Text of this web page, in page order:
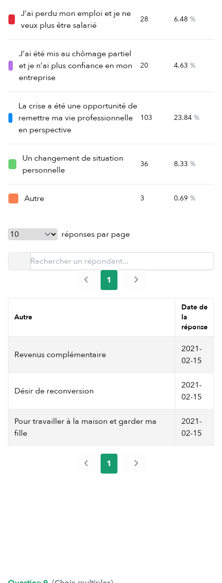
J’ai perdu mon emploi et je ne
veux plus être salarié
28 6.48 %
J’ai été mis au chômage partiel
et je n’ai plus confiance en mon
entreprise
20 4.63 %
La crise a été une opportunité de
remettre ma vie professionnelle
en perspective
103 23.84 %
Un changement de situation
personnelle
36 8.33 %
Autre 3 0.69 %
réponses par page
1
Autre
Date de
la
réponse
Revenus complémentaire
2021-
02-15
Désir de reconversion
2021-
02-15
Pour travailler à la maison et garder ma
fille
2021-
02-15
1